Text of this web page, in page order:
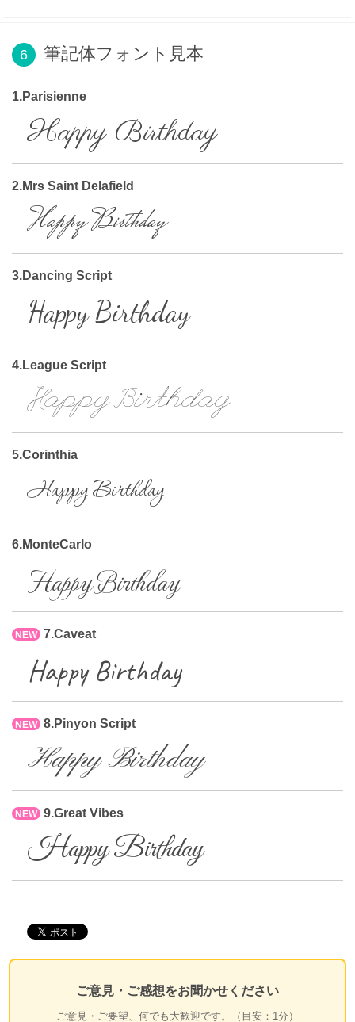
6 筆記体フォント見本
1.Parisienne
Happy Birthday
2.Mrs Saint Delafield
Happy Birthday
3.Dancing Script
Happy Birthday
4.League Script
Happy Birthday
5.Corinthia
Happy Birthday
6.MonteCarlo
Happy Birthday
NEW 7.Caveat
Happy Birthday
NEW 8.Pinyon Script
Happy Birthday
NEW 9.Great Vibes
Happy Birthday
ご意見・ご感想をお聞かせください
ご意見・ご要望、何でも大歓迎です。（目安：1分）